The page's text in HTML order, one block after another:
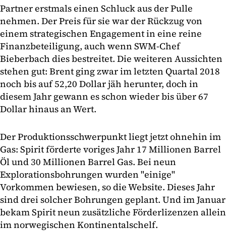
Partner erstmals einen Schluck aus der Pulle
nehmen. Der Preis für sie war der Rückzug von
einem strategischen Engagement in eine reine
Finanzbeteiligung, auch wenn SWM-Chef
Bieberbach dies bestreitet. Die weiteren Aussichten
stehen gut: Brent ging zwar im letzten Quartal 2018
noch bis auf 52,20 Dollar jäh herunter, doch in
diesem Jahr gewann es schon wieder bis über 67
Dollar hinaus an Wert.
Der Produktionsschwerpunkt liegt jetzt ohnehin im
Gas: Spirit förderte voriges Jahr 17 Millionen Barrel
Öl und 30 Millionen Barrel Gas. Bei neun
Explorationsbohrungen wurden "einige"
Vorkommen bewiesen, so die Website. Dieses Jahr
sind drei solcher Bohrungen geplant. Und im Januar
bekam Spirit neun zusätzliche Förderlizenzen allein
im norwegischen Kontinentalschelf.